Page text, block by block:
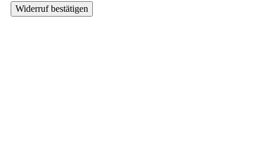
Widerruf bestätigen